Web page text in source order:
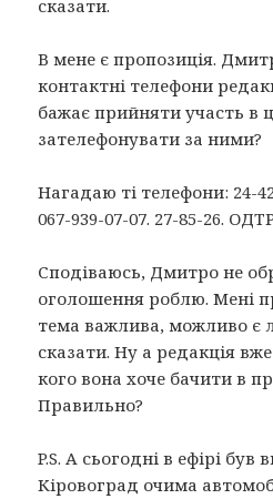
сказати.
В мене є пропозиція.
контактні телефони
бажає прийняти участь в
зателефонувати за ними?
Нагадаю ті телефони: 24-
067-939-07-07. 27-85-26.
Сподіваюсь, Дмитро не
оголошення роблю. Мені
тема важлива, можливо є
сказати. Ну а редакція
кого вона хоче бачити в
Правильно?
P.S. А сьогодні в ефірі
Кіровоград очима